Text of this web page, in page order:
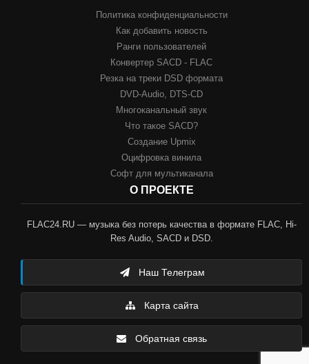
Политика конфиденциальности
Как добавить новость
Ранги пользователей
Конвертер SACD - FLAC
Резка на треки DSD формата
DVD-Audio, DTS-CD
Многоканальный звук
Что такое SACD?
Создание Upmix
Оцифровка винила
Софт для мультиканала
О ПРОЕКТЕ
FLAC24.RU — музыка без потерь качества в формате FLAC, Hi-
Res Audio, SACD и DSD.
Наш Телеграм
Карта сайта
Обратная связь